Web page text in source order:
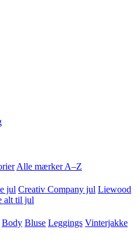
Alle mærker A–Z
jul Creativ Company jul Liewood
alt til jul
Body Bluse Leggings Vinterjakke